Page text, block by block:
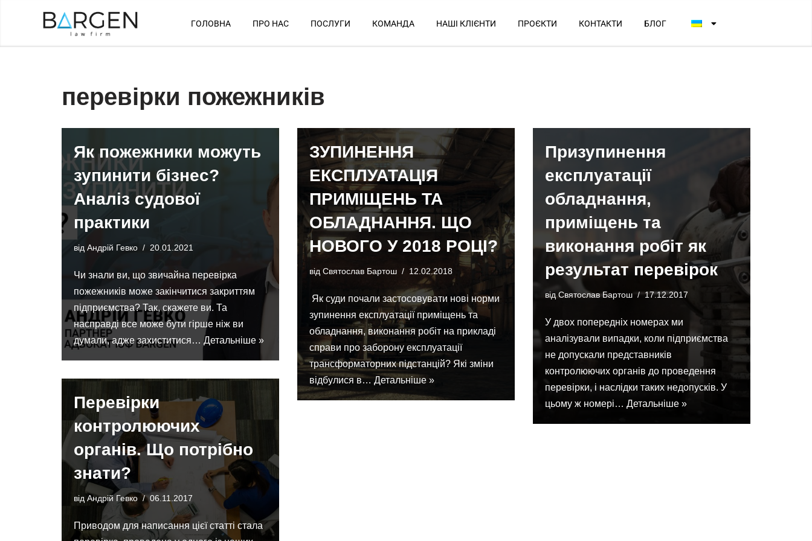
ГОЛОВНА ПРО НАС ПОСЛУГИ КОМАНДА НАШІ КЛІЄНТИ ПРОЄКТИ КОНТАКТИ БЛОГ
перевірки пожежників
Як пожежники можуть
зупинити бізнес?
Аналіз судової
практики
від Андрій Гевко 20.01.2021
Чи знали ви, що звичайна перевірка
пожежників може закінчитися закриттям
підприємства? Так, скажете ви. Та
насправді все може бути гірше ніж ви
думали, адже захиститися… Детальніше »
ЗУПИНЕННЯ
ЕКСПЛУАТАЦІЯ
ПРИМІЩЕНЬ ТА
ОБЛАДНАННЯ. ЩО
НОВОГО У 2018 РОЦІ?
від Святослав Бартош 12.02.2018
Як суди почали застосовувати нові норми
зупинення експлуатації приміщень та
обладнання, виконання робіт на прикладі
справи про заборону експлуатації
трансформаторних підстанцій? Які зміни
відбулися в… Детальніше »
Призупинення
експлуатації
обладнання,
приміщень та
виконання робіт як
результат перевірок
від Святослав Бартош 17.12.2017
У двох попередніх номерах ми
аналізували випадки, коли підприємства
не допускали представників
контролюючих органів до проведення
перевірки, і наслідки таких недопусків. У
цьому ж номері… Детальніше »
Перевірки
контролюючих
органів. Що потрібно
знати?
від Андрій Гевко 06.11.2017
Приводом для написання цієї статті стала